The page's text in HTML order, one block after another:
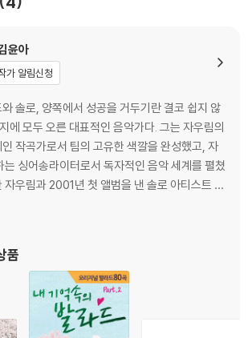
윤아
가 알림신청
솔로, 양쪽에서 성공을 거두기란 결코 쉽지 않
에 모두 오른 대표적인 음악가다. 그는 자우림의
작곡가로서 팀의 고유한 색깔을 완성했고, 자
는 싱어송라이터로서 독자적인 음악 세계를 펼쳤
우림과 2001년 첫 앨범을 낸 솔로 아티스트 김
른 영역에서 빛나는 궤적을 그려왔다. 김윤아
두루 갖춘 싱어송라이터다. 우선 목소리부터
는 음색과 폭넓은 음역대, 안정적
품